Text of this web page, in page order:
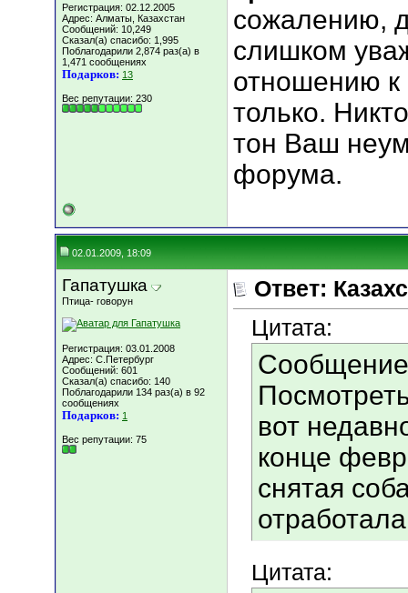
Регистрация: 02.12.2005
Адрес: Алматы, Казахстан
Сообщений: 10,249
Сказал(а) спасибо: 1,995
Поблагодарили 2,874 раз(а) в
1,471 сообщениях
Подарков: 13
Вес репутации: 230
сожалению,
слишком
отношению к
только.
тон Ваш
форума.
02.01.2009, 18:09
Гапатушка
Птица- говорун
Регистрация: 03.01.2008
Адрес: C.Петербург
Сообщений: 601
Сказал(а) спасибо: 140
Поблагодарили 134 раз(а) в 92
сообщениях
Подарков: 1
Вес репутации: 75
Ответ:
Цитата:
вот
конце
снятая
Цитата: